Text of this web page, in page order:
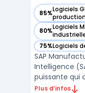
85%Logiciels
— voir SAP MII
80%Logiciels
— voir SAP MII
75%Logiciels
— voir SAP MII
SAP
Intelligence
puissante qui
production
Plus d’infos